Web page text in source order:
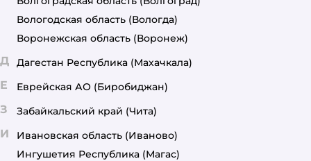
Вологодская область (Вологда)
Воронежская область (Воронеж)
Д Дагестан Республика (Махачкала)
Е Еврейская АО (Биробиджан)
З Забайкальский край (Чита)
И Ивановская область (Иваново)
Ингушетия Республика (Магас)